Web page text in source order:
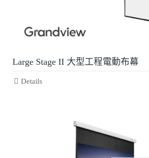
Large Stage II 大型工程電動布幕
Details